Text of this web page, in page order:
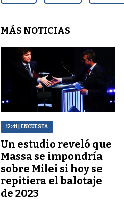
MÁS NOTICIAS
12:41| ENCUESTA
Un estudio reveló que
Massa se impondría
sobre Milei si hoy se
repitiera el balotaje
de 2023